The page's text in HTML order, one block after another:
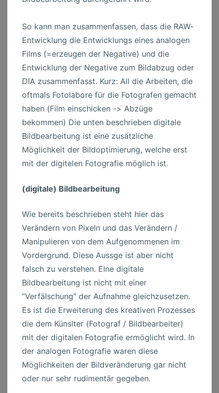
So kann man zusammenfassen, dass die RAW-
Entwicklung die Entwicklungs eines analogen
Films (=erzeugen der Negative) und die
Entwicklung der Negative zum Bildabzug oder
DIA zusammenfasst. Kurz: All die Arbeiten, die
oftmals Fotolabore für die Fotografen gemacht
haben (Film einschicken -> Abzüge
bekommen) Die unten beschrieben digitale
Bildbearbeitung ist eine zusätzliche
Möglichkeit der Bildoptimierung, welche erst
mit der digitelen Fotografie möglich ist.
(digitale) Bildbearbeitung
Wie bereits beschrieben steht hier das
Verändern von Pixeln und das Verändern /
Manipulieren von dem Aufgenommenen im
Vordergrund. Diese Aussge ist aber nicht
falsch zu verstehen. EIne digitale
Bildbearbeitung ist nicht mit einer
“Verfälschung” der Aufnahme gleichzusetzen.
Es ist die Erweiterung des kreativen Prozesses
die dem Künslter (Fotograf / Bildbearbeiter)
mit der digitalen Fotografie ermöglicht wird. In
der analogen Fotografie waren diese
Möglichkeiten der Bildveränderung gar nicht
oder nur sehr rudimentär gegeben.